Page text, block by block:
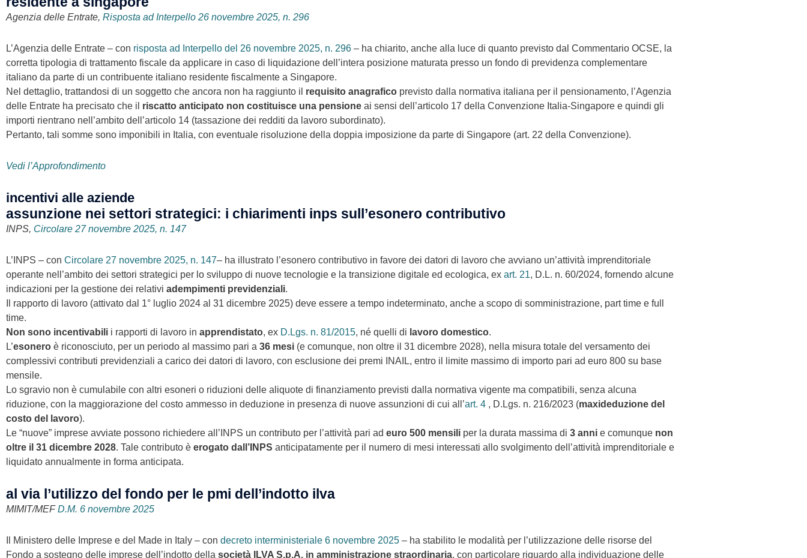
Agenzia delle Entrate, Risposta ad Interpello 26 novembre 2025, n. 296
L’Agenzia delle Entrate – con risposta ad Interpello del 26 novembre 2025, n. 296 – ha chiarito, anche alla luce di quanto previsto dal Commentario OCSE, la
corretta tipologia di trattamento fiscale da applicare in caso di liquidazione dell’intera posizione maturata presso un fondo di previdenza complementare
italiano da parte di un contribuente italiano residente fiscalmente a Singapore.
Nel dettaglio, trattandosi di un soggetto che ancora non ha raggiunto il requisito anagrafico previsto dalla normativa italiana per il pensionamento, l’Agenzia
delle Entrate ha precisato che il riscatto anticipato non costituisce una pensione ai sensi dell’articolo 17 della Convenzione Italia-Singapore e quindi gli
importi rientrano nell’ambito dell’articolo 14 (tassazione dei redditi da lavoro subordinato).
Pertanto, tali somme sono imponibili in Italia, con eventuale risoluzione della doppia imposizione da parte di Singapore (art. 22 della Convenzione).
Vedi l’Approfondimento
incentivi alle aziende
assunzione nei settori strategici: i chiarimenti inps sull’esonero contributivo
INPS, Circolare 27 novembre 2025, n. 147
L’INPS – con Circolare 27 novembre 2025, n. 147– ha illustrato l’esonero contributivo in favore dei datori di lavoro che avviano un’attività imprenditoriale
operante nell’ambito dei settori strategici per lo sviluppo di nuove tecnologie e la transizione digitale ed ecologica, ex art. 21, D.L. n. 60/2024, fornendo alcune
indicazioni per la gestione dei relativi adempimenti previdenziali.
Il rapporto di lavoro (attivato dal 1° luglio 2024 al 31 dicembre 2025) deve essere a tempo indeterminato, anche a scopo di somministrazione, part time e full
time.
Non sono incentivabili i rapporti di lavoro in apprendistato, ex D.Lgs. n. 81/2015, né quelli di lavoro domestico.
L’esonero è riconosciuto, per un periodo al massimo pari a 36 mesi (e comunque, non oltre il 31 dicembre 2028), nella misura totale del versamento dei
complessivi contributi previdenziali a carico dei datori di lavoro, con esclusione dei premi INAIL, entro il limite massimo di importo pari ad euro 800 su base
mensile.
Lo sgravio non è cumulabile con altri esoneri o riduzioni delle aliquote di finanziamento previsti dalla normativa vigente ma compatibili, senza alcuna
riduzione, con la maggiorazione del costo ammesso in deduzione in presenza di nuove assunzioni di cui all’art. 4 , D.Lgs. n. 216/2023 (maxideduzione del
costo del lavoro).
Le “nuove” imprese avviate possono richiedere all’INPS un contributo per l’attività pari ad euro 500 mensili per la durata massima di 3 anni e comunque non
oltre il 31 dicembre 2028. Tale contributo è erogato dall’INPS anticipatamente per il numero di mesi interessati allo svolgimento dell’attività imprenditoriale e
liquidato annualmente in forma anticipata.
al via l’utilizzo del fondo per le pmi dell’indotto ilva
MIMIT/MEFD.M. 6 novembre 2025
Il Ministero delle Imprese e del Made in Italy – con decreto interministeriale 6 novembre 2025 – ha stabilito le modalità per l’utilizzazione delle risorse del
Fondo a sostegno delle imprese dell’indotto della società ILVA S.p.A. in amministrazione straordinaria, con particolare riguardo alla individuazione delle